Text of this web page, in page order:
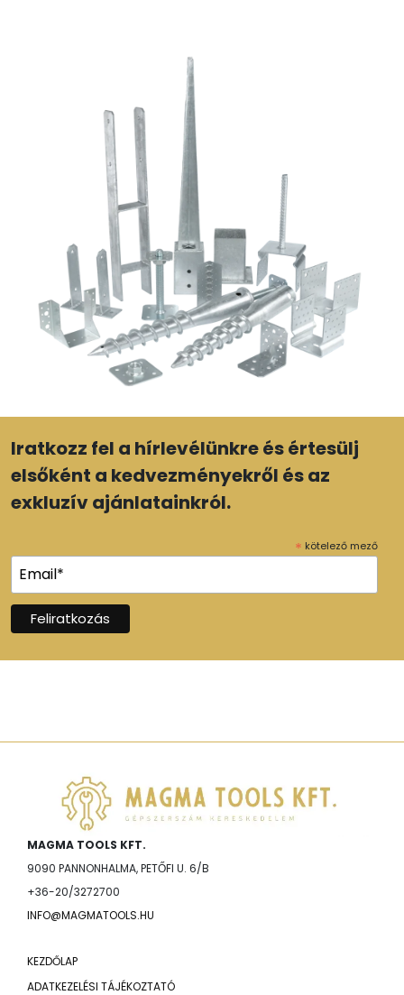
Iratkozz fel a hírlevélünkre és értesülj
elsőként a kedvezményekről és az
exkluzív ajánlatainkról.
* kötelező mező
MAGMA TOOLS KFT.
9090 PANNONHALMA, PETŐFI U. 6/B
+36-20/3272700
INFO@MAGMATOOLS.HU
KEZDŐLAP
ADATKEZELÉSI TÁJÉKOZTATÓ